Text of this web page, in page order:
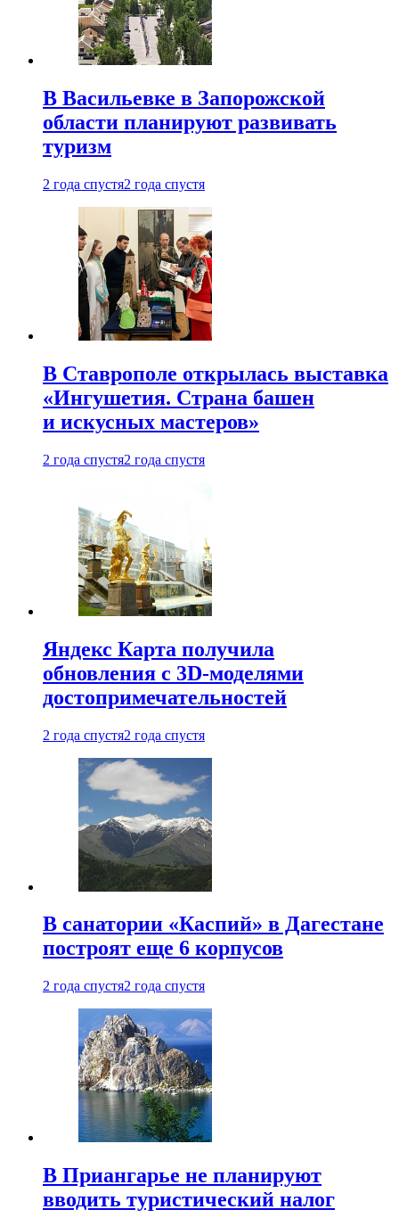
В Васильевке в Запорожской
области планируют развивать
туризм
2 года спустя2 года спустя
В Ставрополе открылась выставка
«Ингушетия. Страна башен
и искусных мастеров»
2 года спустя2 года спустя
Яндекс Карта получила
обновления с 3D-моделями
достопримечательностей
2 года спустя2 года спустя
В санатории «Каспий» в Дагестане
построят еще 6 корпусов
2 года спустя2 года спустя
В Приангарье не планируют
вводить туристический налог